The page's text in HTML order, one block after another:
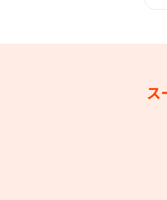
ス